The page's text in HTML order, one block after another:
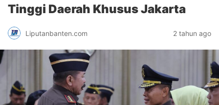
Tinggi Daerah Khusus Jakarta
Liputanbanten.com 2 tahun ago